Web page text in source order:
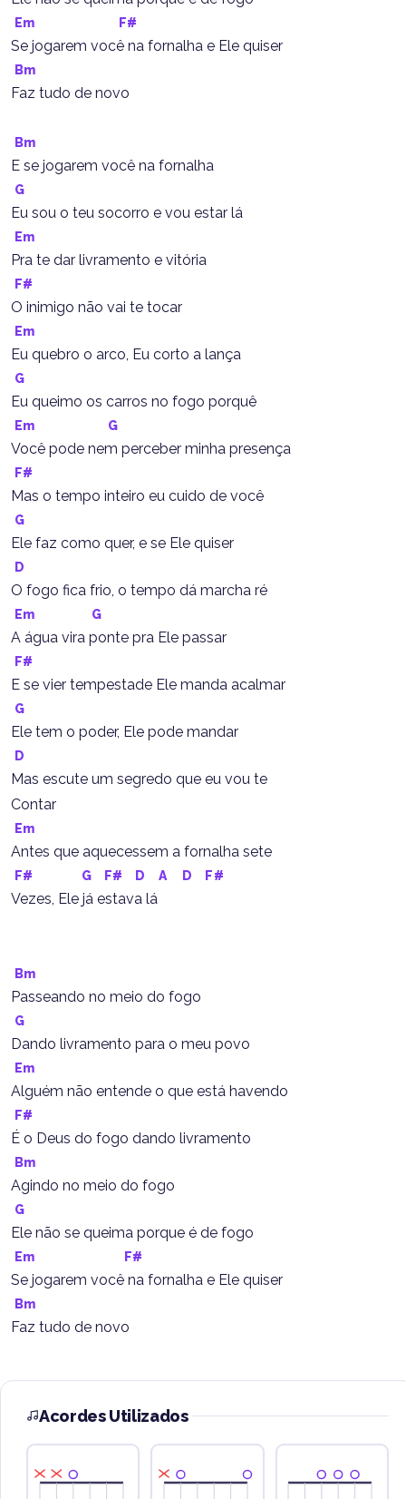
Em F#
Se jogarem você na fornalha e Ele quiser
Bm
Faz tudo de novo
Bm
E se jogarem você na fornalha
G
Eu sou o teu socorro e vou estar lá
Em
Pra te dar livramento e vitória
F#
O inimigo não vai te tocar
Em
Eu quebro o arco, Eu corto a lança
G
Eu queimo os carros no fogo porquê
Em G
Você pode nem perceber minha presença
F#
Mas o tempo inteiro eu cuido de você
G
Ele faz como quer, e se Ele quiser
D
O fogo fica frio, o tempo dá marcha ré
Em G
A água vira ponte pra Ele passar
F#
E se vier tempestade Ele manda acalmar
G
Ele tem o poder, Ele pode mandar
D
Mas escute um segredo que eu vou te
Contar
Em
Antes que aquecessem a fornalha sete
F# G F# D A D F#
Vezes, Ele já estava lá
Bm
Passeando no meio do fogo
G
Dando livramento para o meu povo
Em
Alguém não entende o que está havendo
F#
É o Deus do fogo dando livramento
Bm
Agindo no meio do fogo
G
Ele não se queima porque é de fogo
Em F#
Se jogarem você na fornalha e Ele quiser
Bm
Faz tudo de novo
Acordes Utilizados